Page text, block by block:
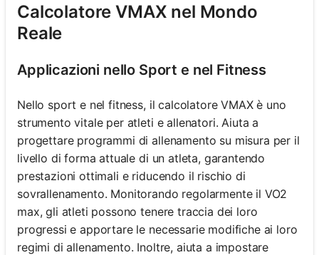
Calcolatore VMAX nel Mondo
Reale
Applicazioni nello Sport e nel Fitness
Nello sport e nel fitness, il calcolatore VMAX è uno
strumento vitale per atleti e allenatori. Aiuta a
progettare programmi di allenamento su misura per il
livello di forma attuale di un atleta, garantendo
prestazioni ottimali e riducendo il rischio di
sovrallenamento. Monitorando regolarmente il VO2
max, gli atleti possono tenere traccia dei loro
progressi e apportare le necessarie modifiche ai loro
regimi di allenamento. Inoltre, aiuta a impostare